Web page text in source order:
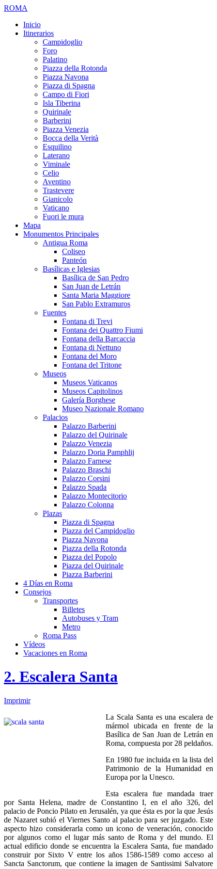
ROMA
Inicio
Itinerarios
Campidoglio
Foro
Palatino
Piazza della Rotonda
Piazza Navona
Piazza di Spagna
Campo di Fiori
Isla Tiberina
Quirinale
Barberini
Piazza Venezia
Bocca della Verità
Esquilino
Laterano
Viminale
Celio
Aventino
Trastevere
Gianicolo
Vaticano
Fuori le mura
Mapa
Monumentos Principales
Antigua Roma
Coliseo
Panteón
Basílicas e Iglesias
Basílica de San Pedro
San Juan de Letrán
Santa Maria Maggiore
San Pablo Extramuros
Fuentes
Fontana di Trevi
Fontana dei Quattro Fiumi
Fontana della Barcaccia
Fontana di Nettuno
Fontana del Moro
Fontana del Tritone
Museos
Museos Vaticanos
Museos Capitolinos
Galería Borghese
Museo Nazionale Romano
Palacios
Palazzo Barberini
Palazzo del Quirinale
Palazzo Venezia
Palazzo Doria Pamphlij
Palazzo Farnese
Palazzo Braschi
Palazzo Corsini
Palazzo Spada
Palazzo Montecitorio
Palazzo Colonna
Plazas
Piazza di Spagna
Piazza del Campidoglio
Piazza Navona
Piazza della Rotonda
Piazza del Popolo
Piazza del Quirinale
Piazza Barberini
4 Días en Roma
Consejos
Transportes
Billetes
Autobuses y Tram
Metro
Roma Pass
Vídeos
Vacaciones en Roma
2. Escalera Santa
Imprimir
La Scala Santa es una escalera de
mármol ubicada en frente de la
Basílica de San Juan de Letrán en
Roma, compuesta por 28 peldaños.
En 1980 fue incluida en la lista del
Patrimonio de la Humanidad en
Europa por la Unesco.
Esta escalera fue mandada traer
por Santa Helena, madre de Constantino I, en el año 326, del
palacio de Poncio Pilato en Jerusalén, ya que ésta es por la que Jesús
de Nazaret subió el Viernes Santo al palacio para ser juzgado. Este
aspecto hizo considerarla como un icono de veneración, conocido
por algunos como el lugar más santo de Roma y del mundo. El
actual edificio donde se encuentra la Escalera Santa, fue mandado
construir por Sixto V entre los años 1586-1589 como acceso al
Sancta Sanctorum, que contiene la imagen de Santissimi Salvatore